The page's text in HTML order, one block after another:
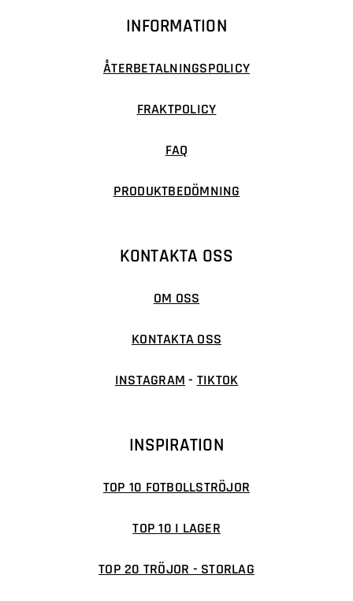
INFORMATION
ÅTERBETALNINGSPOLICY
FRAKTPOLICY
FAQ
PRODUKTBEDÖMNING
KONTAKTA OSS
OM OSS
KONTAKTA OSS
INSTAGRAM - TIKTOK
INSPIRATION
TOP 10 FOTBOLLSTRÖJOR
TOP 10 I LAGER
TOP 20 TRÖJOR - STORLAG